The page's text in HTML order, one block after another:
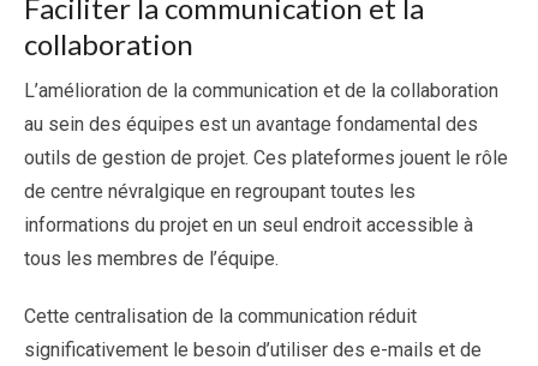
Faciliter la communication et la
collaboration
L’amélioration de la communication et de la collaboration
au sein des équipes est un avantage fondamental des
outils de gestion de projet. Ces plateformes jouent le rôle
de centre névralgique en regroupant toutes les
informations du projet en un seul endroit accessible à
tous les membres de l’équipe.
Cette centralisation de la communication réduit
significativement le besoin d’utiliser des e-mails et de